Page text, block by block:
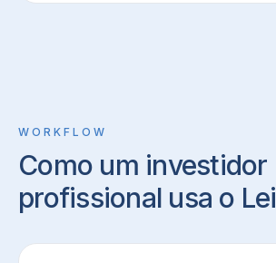
WORKFLOW
Como um investidor
profissional usa o